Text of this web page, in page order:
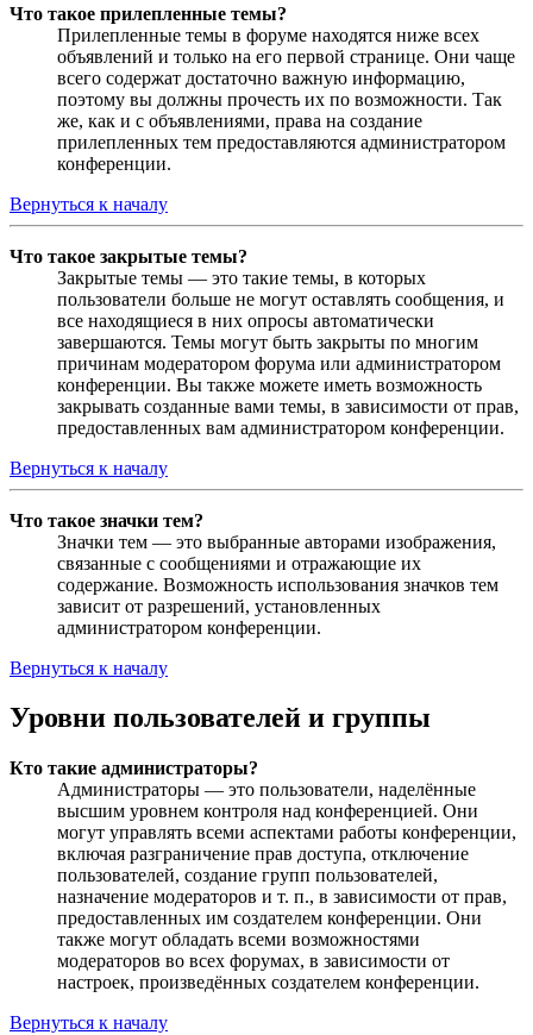
Что такое прилепленные темы?
Прилепленные темы в форуме находятся ниже всех
объявлений и только на его первой странице. Они чаще
всего содержат достаточно важную информацию,
поэтому вы должны прочесть их по возможности. Так
же, как и с объявлениями, права на создание
прилепленных тем предоставляются администратором
конференции.
Вернуться к началу
Что такое закрытые темы?
Закрытые темы — это такие темы, в которых
пользователи больше не могут оставлять сообщения, и
все находящиеся в них опросы автоматически
завершаются. Темы могут быть закрыты по многим
причинам модератором форума или администратором
конференции. Вы также можете иметь возможность
закрывать созданные вами темы, в зависимости от прав,
предоставленных вам администратором конференции.
Вернуться к началу
Что такое значки тем?
Значки тем — это выбранные авторами изображения,
связанные с сообщениями и отражающие их
содержание. Возможность использования значков тем
зависит от разрешений, установленных
администратором конференции.
Вернуться к началу
Уровни пользователей и группы
Кто такие администраторы?
Администраторы — это пользователи, наделённые
высшим уровнем контроля над конференцией. Они
могут управлять всеми аспектами работы конференции,
включая разграничение прав доступа, отключение
пользователей, создание групп пользователей,
назначение модераторов и т. п., в зависимости от прав,
предоставленных им создателем конференции. Они
также могут обладать всеми возможностями
модераторов во всех форумах, в зависимости от
настроек, произведённых создателем конференции.
Вернуться к началу